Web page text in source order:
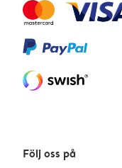
Följ oss på